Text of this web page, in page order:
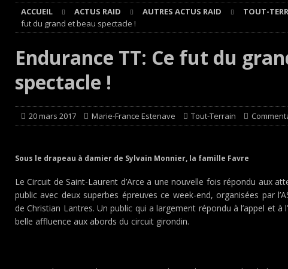
Cours
EDITO CIRCUIT
[ 4 août 2026 ]
Autocross et SprinCar : Aydie conclut un
[ 3 août 2026 ]
Buggyra Organization and WINBO-
ACCUEIL ACTUS RAID AUTRES ACTUS RAID TOUT-
fut du grand et beau spectacle !
Endurance TT: Ce fut du
spectacle !
20 mars 2017 Marie-France Estenave Tout-Terrain
Sous le drapeau à damier de Sylvain Monnier, la famille Favre
Le Circuit de Saint-Laurent d’Arce a une nouvelle fois répondu aux
public avec deux superbes épreuves ce week-end, organisées par
de Christian Lantres. Un public qui a largement répondu à l’appel et à
belle affluence aux abords du circuit girondin.